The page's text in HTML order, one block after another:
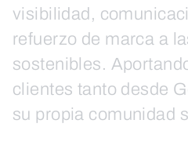
visibilidad,
refuerzo de marca a
sostenibles.
clientes tanto desde
su propia comunidad